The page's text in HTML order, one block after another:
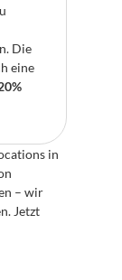
eine
in
– wir
Jetzt